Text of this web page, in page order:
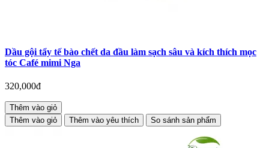
Dầu gội tẩy tế bào chết da đầu làm sạch sâu và kích thích mọc
tóc Café mimi Nga
320,000đ
Thêm vào giỏ
Thêm vào giỏ
Thêm vào yêu thích So sánh sản phẩm